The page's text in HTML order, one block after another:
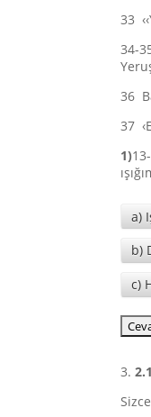
33
34-
36
37
1)
a)
b)
c)
3.